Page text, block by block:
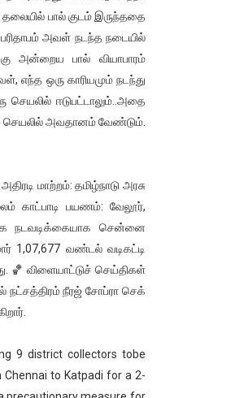
பால் குடம் இருந்ததை
அவள் நடந்த நடையில்
அன்றைய பால் வியாபாரம்
எந்த ஒரு காரியமும் நடந்து
ஈடுபட்டாலும்..அதை
செயலில் அவதானம் வேண்டும்.
மாற்றம்: தமிழ்நாடு அரசு
காட்பாடி பயணம்: வேலூர்,
நடவடிக்கையாக சென்னை
1,07,677 வண்டல் வடிகட்டி
🏀 விளையாட்டுச் செய்திகள்
நட்சத்திரம் நீரஜ் சோப்ரா செக்
9 district collectors tobe
to Katpadi for a 2-